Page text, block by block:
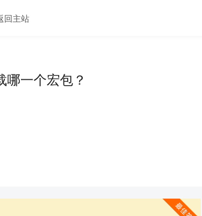
回主站
一个宏包？